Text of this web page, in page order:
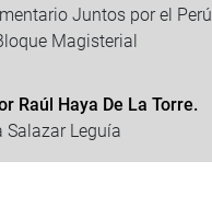
Juntos por el
Magisterial
Raúl Haya De La Torre.
Salazar Leguía